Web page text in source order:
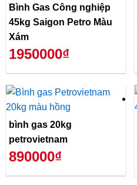
Bình Gas Công nghiệp
45kg Saigon Petro Màu
Xám
1950000₫
bình gas 20kg
petrovietnam
890000₫